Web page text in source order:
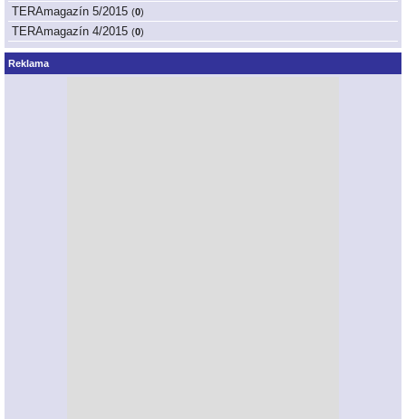
TERAmagazín 5/2015 (0)
TERAmagazín 4/2015 (0)
Reklama